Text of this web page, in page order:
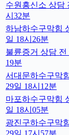
수원흥신소 상담
시32분
하남하수구막힘
일 18시26분
불륜증거 상담 전
19분
서대문하수구막
29일 18시12분
마포하수구막힘
일 18시05분
광진구하수구막
29일 17시57분